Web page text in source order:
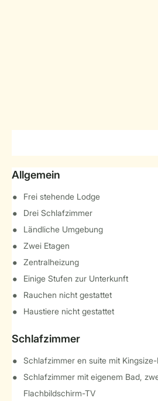
Allgemein
Frei stehende Lodge
Drei Schlafzimmer
Ländliche Umgebung
Zwei Etagen
Zentralheizung
Einige Stufen zur Unterkunft
Rauchen nicht gestattet
Haustiere nicht gestattet
Schlafzimmer
Schlafzimmer en suite mit
Schlafzimmer mit eigenem Bad,
Flachbildschirm-TV